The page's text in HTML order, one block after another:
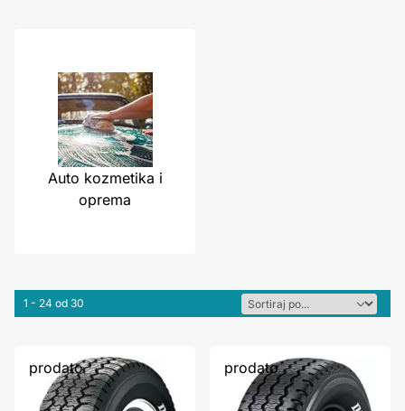
Auto kozmetika i
oprema
1 - 24 od 30
prodato prodato